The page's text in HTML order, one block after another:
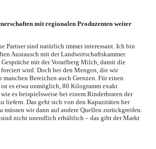
mit regionalen Produzenten weiter
Partner sind natürlich immer interessant. Ich bin
Austausch mit der Landwirtschaftskammer.
mit der Vorarlberg Milch, damit die
forciert wird. Doch bei den Mengen, die wir
Bereichen auch Grenzen. Für einen
es etwa unmöglich, 80 Kilogramm exakt
es beispielsweise bei einem Rinderbraten der
liefern. Das geht sich von den Kapazitäten her
müssen wir dann auf andere Quellen zurückgreifen.
nicht unendlich erhältlich – das gibt der Markt